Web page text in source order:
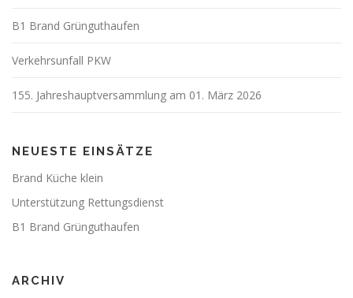
B1 Brand Grünguthaufen
Verkehrsunfall PKW
155. Jahreshauptversammlung am 01. März 2026
NEUESTE EINSÄTZE
Brand Küche klein
Unterstützung Rettungsdienst
B1 Brand Grünguthaufen
ARCHIV